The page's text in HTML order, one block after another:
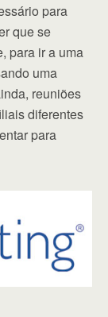
para
que se
para ir a uma
uma
reuniões
diferentes
para